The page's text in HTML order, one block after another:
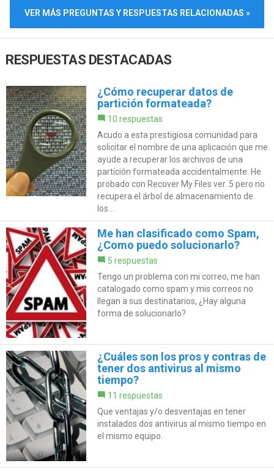
VER MÁS PREGUNTAS Y RESPUESTAS RELACIONADAS »
RESPUESTAS DESTACADAS
¿Cómo recuperar datos de
partición formateada?
10 respuestas
Acudo a esta prestigiosa comunidad para
solicitar el nombre de una aplicación que me
ayude a recuperar los archivos de una
partición formateada accidentalmente. He
probado con Recover My Files ver. 5 pero no
recupera el árbol de almacenamiento de
los...
Me han clasificado como Spam,
¿Como puedo solucionarlo?
5 respuestas
Tengo un problema con mi correo, me han
catalogado como spam y mis correos no
llegan a sus destinatarios, ¿Hay alguna
forma de solucionarlo?
¿Cuáles son los pros y contras de
tener dos antivirus al mismo
tiempo?
11 respuestas
Que ventajas y/o desventajas en tener
instalados dos antivirus al mismo tiempo en
el mismo equipo.